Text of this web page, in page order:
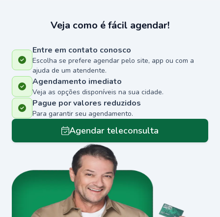
Veja como é fácil agendar!
Entre em contato conosco
Escolha se prefere agendar pelo site, app ou com a
ajuda de um atendente.
Agendamento imediato
Veja as opções disponíveis na sua cidade.
Pague por valores reduzidos
Para garantir seu agendamento.
Agendar teleconsulta